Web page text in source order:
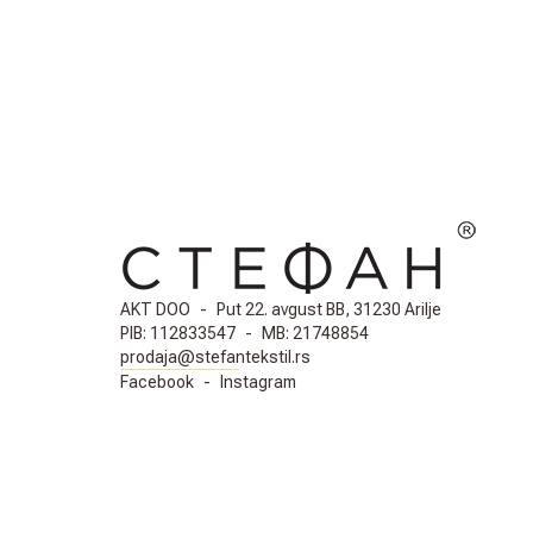
AKT DOO -
Put 22. avgust BB, 31230 Arilje
PIB: 112833547 - MB: 21748854
prodaja@stefantekstil.rs
Facebook - Instagram